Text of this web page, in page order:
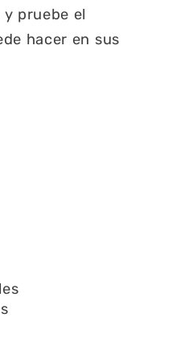
pruebe el
hacer en sus